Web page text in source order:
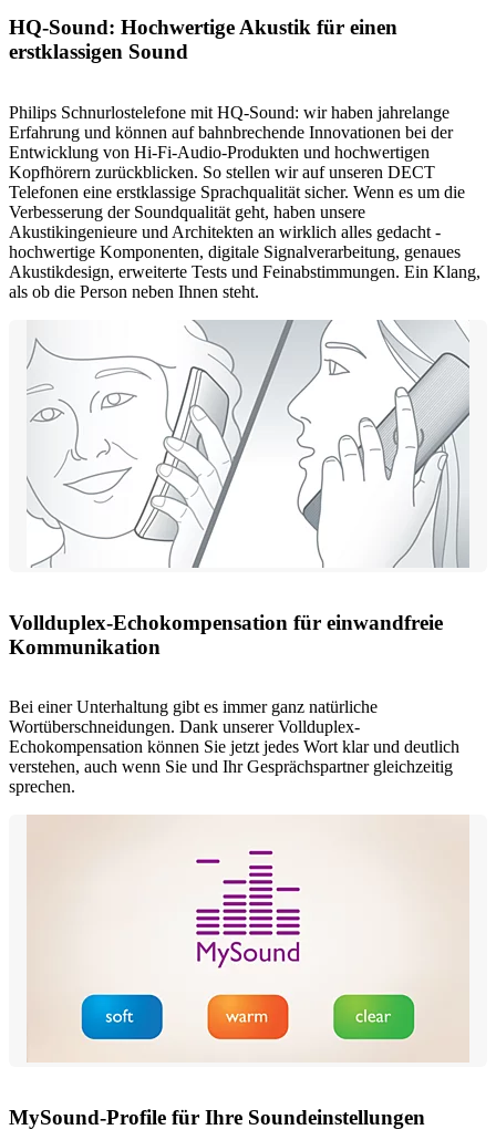
HQ-Sound: Hochwertige Akustik für einen
erstklassigen Sound
Philips Schnurlostelefone mit HQ-Sound: wir haben jahrelange
Erfahrung und können auf bahnbrechende Innovationen bei der
Entwicklung von Hi-Fi-Audio-Produkten und hochwertigen
Kopfhörern zurückblicken. So stellen wir auf unseren DECT
Telefonen eine erstklassige Sprachqualität sicher. Wenn es um die
Verbesserung der Soundqualität geht, haben unsere
Akustikingenieure und Architekten an wirklich alles gedacht -
hochwertige Komponenten, digitale Signalverarbeitung, genaues
Akustikdesign, erweiterte Tests und Feinabstimmungen. Ein Klang,
als ob die Person neben Ihnen steht.
Vollduplex-Echokompensation für einwandfreie
Kommunikation
Bei einer Unterhaltung gibt es immer ganz natürliche
Wortüberschneidungen. Dank unserer Vollduplex-
Echokompensation können Sie jetzt jedes Wort klar und deutlich
verstehen, auch wenn Sie und Ihr Gesprächspartner gleichzeitig
sprechen.
MySound-Profile für Ihre Soundeinstellungen